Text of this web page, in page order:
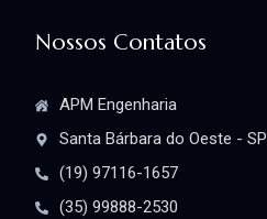
Nossos Contatos
APM Engenharia
Santa Bárbara do Oeste - SP
(19) 97116-1657
(35) 99888-2530